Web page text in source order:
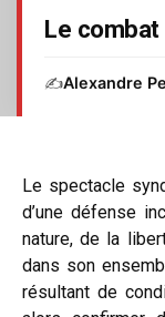
Le combat
✍️Alexandre
Le spectacle
d’une défense
nature, de la
dans son
résultant de